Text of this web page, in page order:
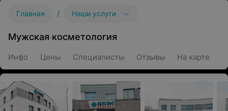
Главная / Наши услуги
Мужская косметология
Инфо Цены Специалисты Отзывы На карте